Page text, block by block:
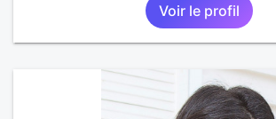
Voir le profil